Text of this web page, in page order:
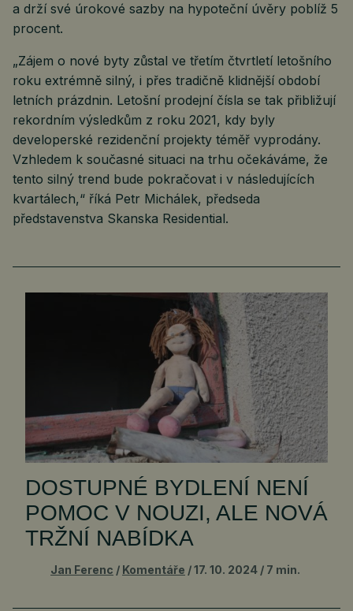
a drží své úrokové sazby na hypoteční úvěry poblíž 5
procent.
„Zájem o nové byty zůstal ve třetím čtvrtletí letošního
roku extrémně silný, i přes tradičně klidnější období
letních prázdnin. Letošní prodejní čísla se tak přibližují
rekordním výsledkům z roku 2021, kdy byly
developerské rezidenční projekty téměř vyprodány.
Vzhledem k současné situaci na trhu očekáváme, že
tento silný trend bude pokračovat i v následujících
kvartálech,“ říká Petr Michálek, předseda
představenstva Skanska Residential.
DOSTUPNÉ BYDLENÍ NENÍ
POMOC V NOUZI, ALE NOVÁ
TRŽNÍ NABÍDKA
Jan Ferenc Komentáře 17. 10. 2024 7 min.